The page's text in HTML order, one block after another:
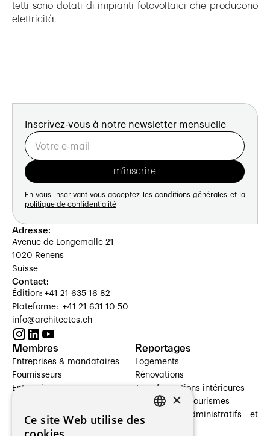
tetti sono dotati di impianti fotovoltaici che producono
elettricità.
Inscrivez-vous à notre newsletter mensuelle
En vous inscrivant vous acceptez les conditions générales et la
politique de confidentialité
Adresse:
Avenue de Longemalle 21
1020 Renens
Suisse
Contact:
Édition: +41 21 635 16 82
Plateforme: +41 21 631 10 50
info@architectes.ch
Membres
Entreprises & mandataires
Fournisseurs
Entreprises
Architectes paysagistes
Architectes d'intérieur
Reportages
Logements
Rénovations
Transformations intérieures
Hôtelleries et tourismes
Bâtiments administratifs et
×
Ce site Web utilise des